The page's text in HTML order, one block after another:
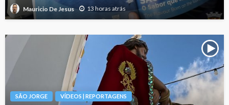
Mauricio De Jesus 13 horas atrás
SÃO JORGE VÍDEOS | REPORTAGENS